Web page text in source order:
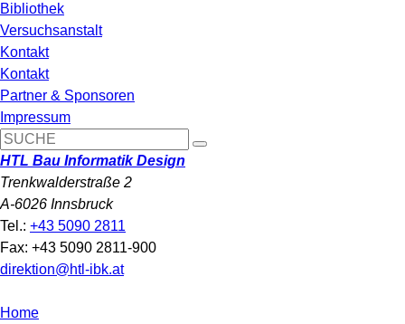
Bibliothek
Versuchsanstalt
Kontakt
Kontakt
Partner & Sponsoren
Impressum
HTL Bau Informatik Design
Trenkwalderstraße 2
A-6026 Innsbruck
Tel.: +43 5090 2811
Fax: +43 5090 2811-900
direktion@htl-ibk.at
Home